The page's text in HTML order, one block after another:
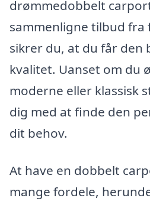
drømmedobbelt
sammenligne tilbud fra
sikrer du, at du får den
kvalitet. Uanset om du
moderne eller klassisk
dig med at finde den
dit behov.
At have en dobbelt
mange fordele,